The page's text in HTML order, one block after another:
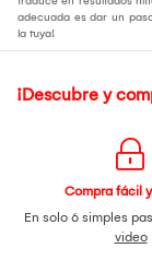
adecuada es dar un
la tuya!
¡Descubre y
Compra fácil
En solo 6 simples
video